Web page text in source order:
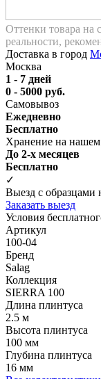
Оттенки товара на
реальности,
Доставка в город
Москва
1 - 7 дней
0 - 5000 руб.
Самовывоз
Ежедневно
Бесплатно
Хранение на нашем
До 2-х месяцев
Бесплатно
✓
Выезд с образцами
Заказать выезд
Условия
Артикул
100-04
Бренд
Salag
Коллекция
SIERRA 100
Длина плинтуса
2.5 м
Высота плинтуса
100 мм
Глубина плинтуса
16 мм